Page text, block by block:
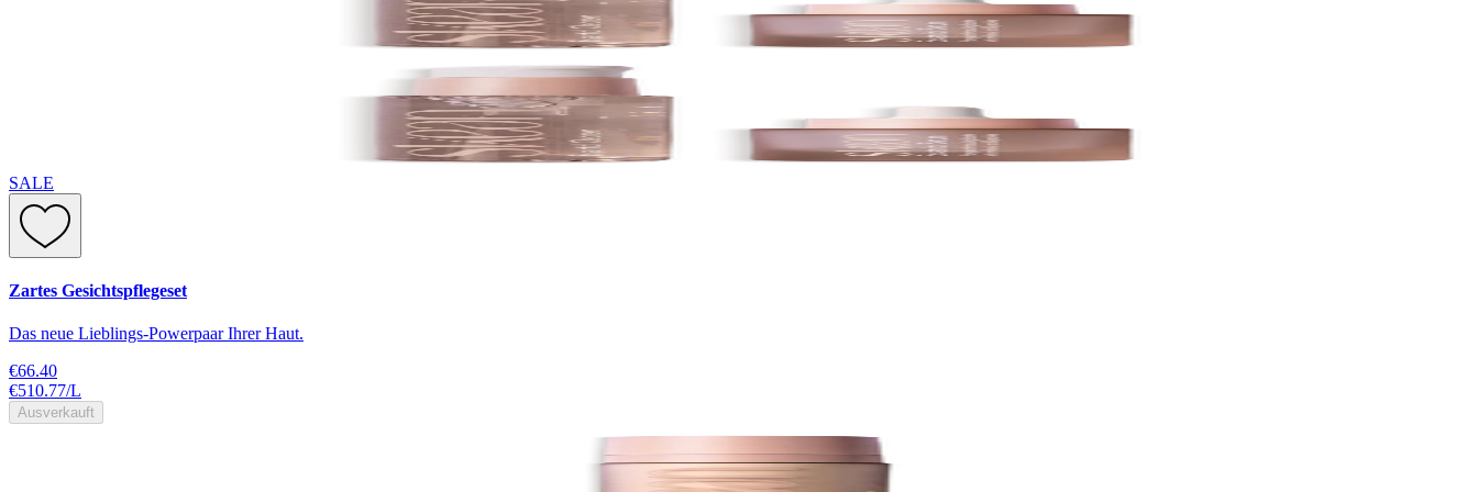
SALE
Zartes Gesichtspflegeset
Das neue Lieblings-Powerpaar Ihrer Haut.
€66.40
€510.77/L
Ausverkauft